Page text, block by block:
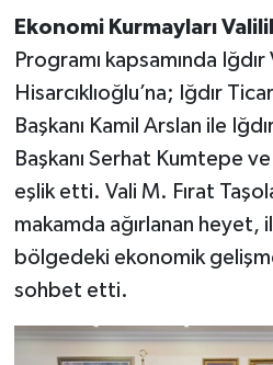
Ekonomi Kurmayları
Programı kapsamında
Hisarcıklıoğlu’na; Iğdır
Başkanı Kamil Arslan ile
Başkanı Serhat Kumtepe
eşlik etti. Vali M. Fırat
makamda ağırlanan heyet,
bölgedeki ekonomik
sohbet etti.